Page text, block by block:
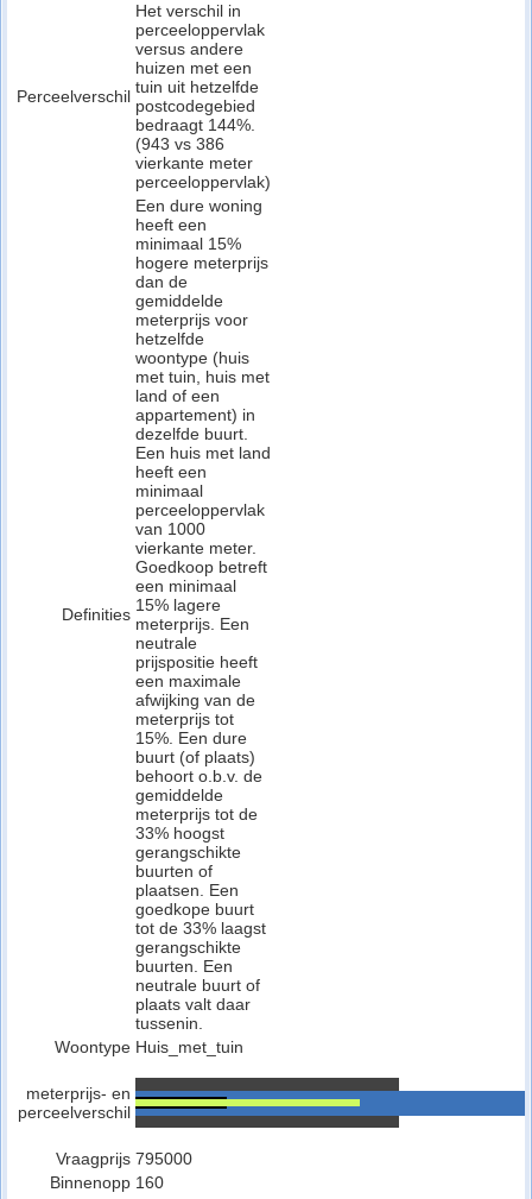
Perceelverschil
Het verschil in
perceeloppervlak
versus andere
huizen met een
tuin uit hetzelfde
postcodegebied
bedraagt 144%.
(943 vs 386
vierkante meter
perceeloppervlak)
Definities
Een dure woning
heeft een
minimaal 15%
hogere meterprijs
dan de
gemiddelde
meterprijs voor
hetzelfde
woontype (huis
met tuin, huis met
land of een
appartement) in
dezelfde buurt.
Een huis met land
heeft een
minimaal
perceeloppervlak
van 1000
vierkante meter.
Goedkoop betreft
een minimaal
15% lagere
meterprijs. Een
neutrale
prijspositie heeft
een maximale
afwijking van de
meterprijs tot
15%. Een dure
buurt (of plaats)
behoort o.b.v. de
gemiddelde
meterprijs tot de
33% hoogst
gerangschikte
buurten of
plaatsen. Een
goedkope buurt
tot de 33% laagst
gerangschikte
buurten. Een
neutrale buurt of
plaats valt daar
tussenin.
Woontype Huis_met_tuin
meterprijs- en
perceelverschil
Vraagprijs 795000
Binnenopp 160